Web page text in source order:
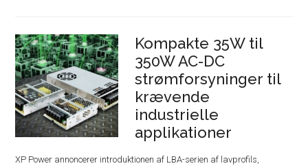
Kompakte 35W til
350W AC-DC
strømforsyninger til
krævende
industrielle
applikationer
XP Power annoncerer introduktionen af ​​LBA-serien af ​​lavprofils,